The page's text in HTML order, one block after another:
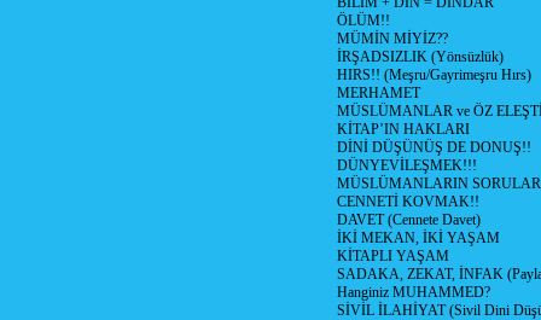
ÖLÜM!!
MÜMİN MİYİZ??
İRŞADSIZLIK (Yönsüzlük)
HIRS!! (Meşru/Gayrimeşru Hırs)
MERHAMET
MÜSLÜMANLAR ve ÖZ
KİTAP’IN HAKLARI
DİNİ DÜŞÜNÜŞ DE DONUŞ!!
DÜNYEVİLEŞMEK!!!
MÜSLÜMANLARIN
CENNETİ KOVMAK!!
DAVET (Cennete Davet)
İKİ MEKAN, İKİ YAŞAM
KİTAPLI YAŞAM
SADAKA, ZEKAT, İNFAK
Hanginiz MUHAMMED?
SİVİL İLAHİYAT (Sivil Dini